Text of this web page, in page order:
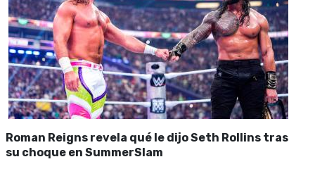
Roman Reigns revela qué le dijo Seth Rollins tras
su choque en SummerSlam